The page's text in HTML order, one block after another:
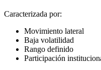
Caracterizada por:
Movimiento lateral
Baja volatilidad
Rango definido
Participación